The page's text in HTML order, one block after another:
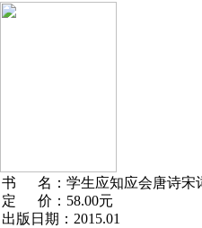
书 名：学生应知应会唐诗宋
定 价：58.00元
出版日期：2015.01